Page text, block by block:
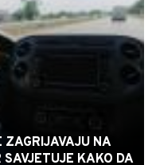
ZAGRIJAVAJU NA
KAKO DA